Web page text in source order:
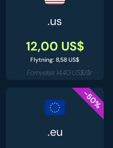
.us
12,00 US$
Flytning: 8,58 US$
Fornyelse: 14,40 US$/år
-50%
.eu